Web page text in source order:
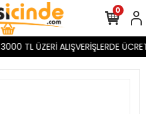
3000 TL ÜZERİ ALIŞVERİŞLERDE
0